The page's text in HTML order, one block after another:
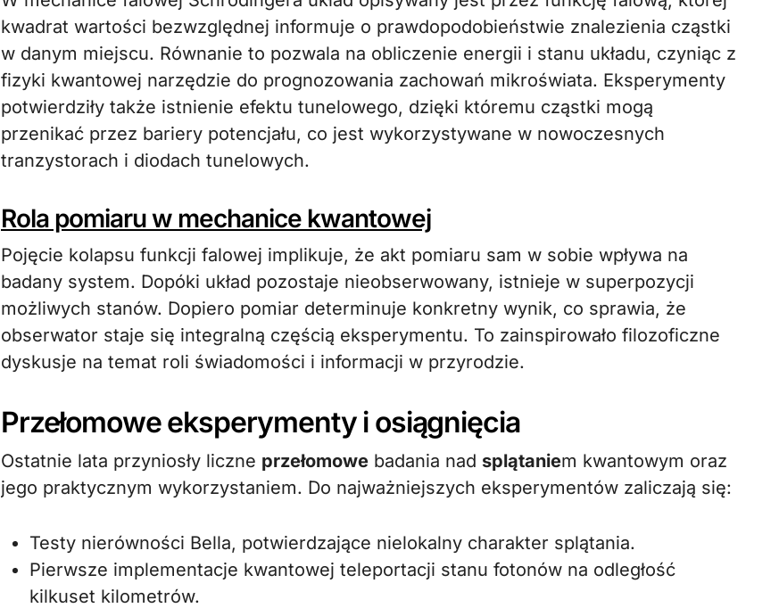
kwadrat wartości bezwzględnej informuje o prawdopodobieństwie znalezienia cząstki
w danym miejscu. Równanie to pozwala na obliczenie energii i stanu układu, czyniąc z
fizyki kwantowej narzędzie do prognozowania zachowań mikroświata. Eksperymenty
potwierdziły także istnienie efektu tunelowego, dzięki któremu cząstki mogą
przenikać przez bariery potencjału, co jest wykorzystywane w nowoczesnych
tranzystorach i diodach tunelowych.
Rola pomiaru w mechanice kwantowej
Pojęcie kolapsu funkcji falowej implikuje, że akt pomiaru sam w sobie wpływa na
badany system. Dopóki układ pozostaje nieobserwowany, istnieje w superpozycji
możliwych stanów. Dopiero pomiar determinuje konkretny wynik, co sprawia, że
obserwator staje się integralną częścią eksperymentu. To zainspirowało filozoficzne
dyskusje na temat roli świadomości i informacji w przyrodzie.
Przełomowe eksperymenty i osiągnięcia
Ostatnie lata przyniosły liczne przełomowe badania nad splątaniem kwantowym oraz
jego praktycznym wykorzystaniem. Do najważniejszych eksperymentów zaliczają się:
Testy nierówności Bella, potwierdzające nielokalny charakter splątania.
Pierwsze implementacje kwantowej teleportacji stanu fotonów na odległość
kilkuset kilometrów.